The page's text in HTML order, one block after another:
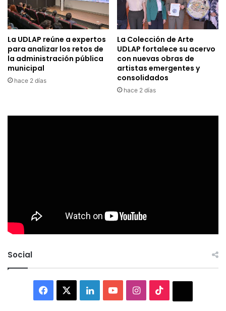
La UDLAP reúne a expertos
para analizar los retos de
la administración pública
municipal
hace 2 días
La Colección de Arte
UDLAP fortalece su acervo
con nuevas obras de
artistas emergentes y
consolidados
hace 2 días
Social
Facebook LinkedInYouTubeInstagram